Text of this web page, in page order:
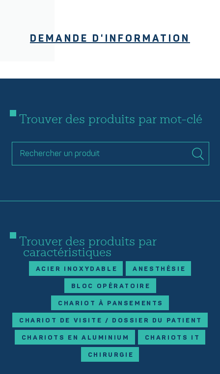
DEMANDE D'INFORMATION
Trouver des produits par mot-clé
Trouver des produits par
caractéristiques
ACIER INOXYDABLE ANESTHÉSIE
BLOC OPÉRATOIRE
CHARIOT À PANSEMENTS
CHARIOT DE VISITE / DOSSIER DU PATIENT
CHARIOTS EN ALUMINIUM CHARIOTS IT
CHIRURGIE